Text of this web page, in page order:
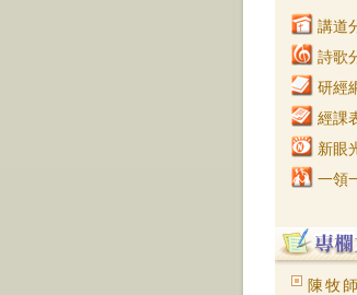
講道
詩歌
研經
經課
新眼
一領
陳牧